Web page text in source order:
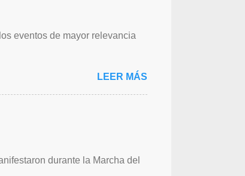
eventos de mayor relevancia
LEER MÁS
durante la Marcha del